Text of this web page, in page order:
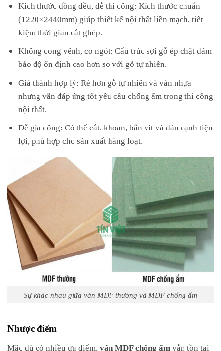
Kích thước đồng đều, dễ thi công: Kích thước chuẩn
(1220×2440mm) giúp thiết kế nội thất liền mạch, tiết
kiệm thời gian cắt ghép.
Không cong vênh, co ngót: Cấu trúc sợi gỗ ép chặt đảm
bảo độ ổn định cao hơn so với gỗ tự nhiên.
Giá thành hợp lý: Rẻ hơn gỗ tự nhiên và ván nhựa
nhưng vẫn đáp ứng tốt yêu cầu chống ẩm trong thi công
nội thất.
Dễ gia công: Có thể cắt, khoan, bắn vít và dán cạnh tiện
lợi, phù hợp cho sản xuất hàng loạt.
Sự khác nhau giữa ván MDF thường và MDF chống ẩm
Nhược điểm
Mặc dù có nhiều ưu điểm, ván MDF chống ẩm vẫn tồn tại